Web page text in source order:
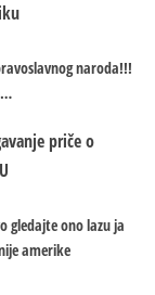
naroda!!!
priče o
gledajte ono lazu ja
amerike